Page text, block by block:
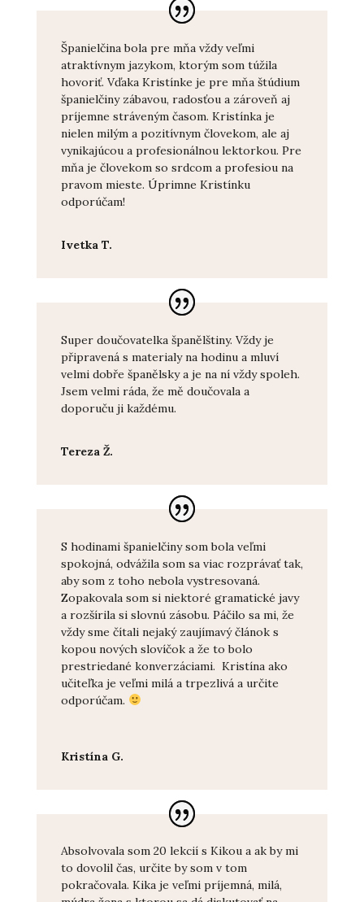
Španielčina bola pre mňa vždy veľmi
atraktívnym jazykom, ktorým som túžila
hovoriť. Vďaka Kristínke je pre mňa štúdium
španielčiny zábavou, radosťou a zároveň aj
príjemne stráveným časom. Kristínka je
nielen milým a pozitívnym človekom, ale aj
vynikajúcou a profesionálnou lektorkou. Pre
mňa je človekom so srdcom a profesiou na
pravom mieste. Úprimne Kristínku
odporúčam!
Ivetka T.
Super doučovatelka španělštiny. Vždy je
připravená s materialy na hodinu a mluví
velmi dobře španělsky a je na ní vždy spoleh.
Jsem velmi ráda, že mě doučovala a
doporuču ji každému.
Tereza Ž.
S hodinami španielčiny som bola veľmi
spokojná, odvážila som sa viac rozprávať tak,
aby som z toho nebola vystresovaná.
Zopakovala som si niektoré gramatické javy
a rozšírila si slovnú zásobu. Páčilo sa mi, že
vždy sme čítali nejaký zaujímavý článok s
kopou nových slovíčok a že to bolo
prestriedané konverzáciami. Kristína ako
učiteľka je veľmi milá a trpezlivá a určite
odporúčam.
Kristína G.
Absolvovala som 20 lekcií s Kikou a ak by mi
to dovolil čas, určite by som v tom
pokračovala. Kika je veľmi príjemná, milá,